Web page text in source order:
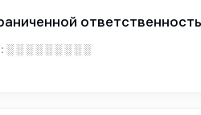
░ ░ ░ ░ ░ ░ ░ ░ ░